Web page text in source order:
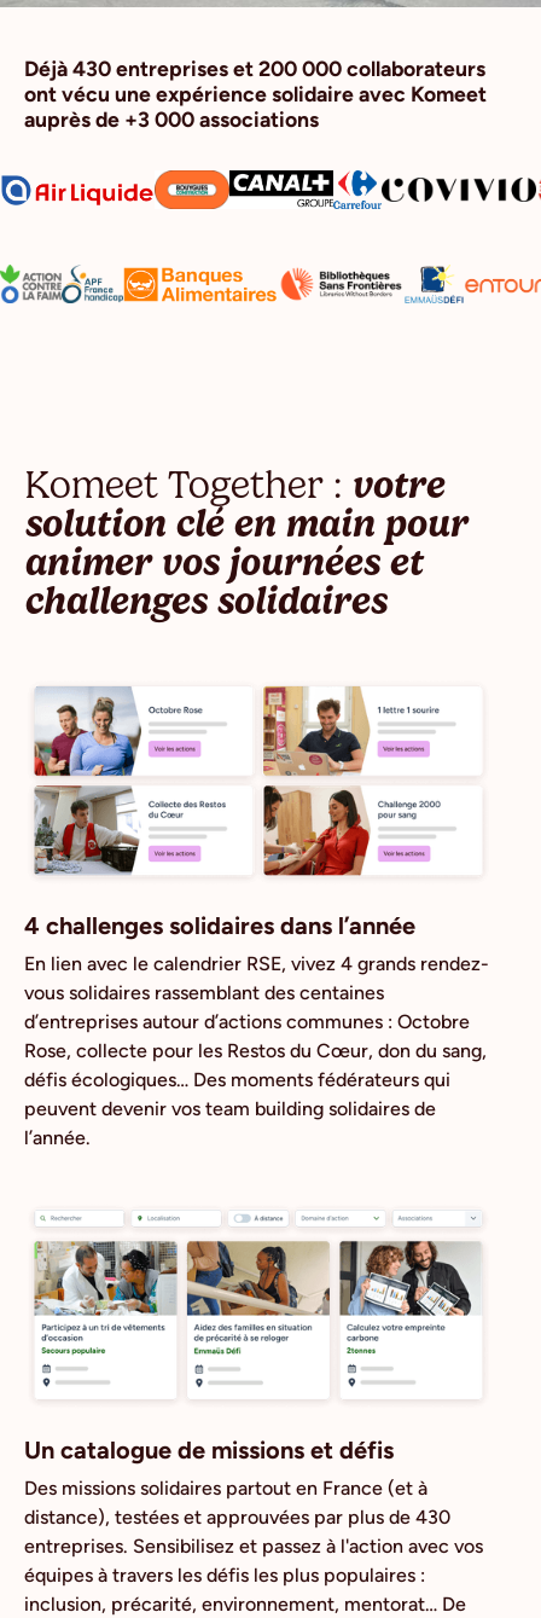
Déjà 430 entreprises et 200 000 collaborateurs
ont vécu une expérience solidaire avec Komeet
auprès de +3 000 associations
Komeet Together : votre
solution clé en main pour
animer vos journées et
challenges solidaires
4 challenges solidaires dans l’année
En lien avec le calendrier RSE, vivez 4 grands rendez-
vous solidaires rassemblant des centaines
d’entreprises autour d’actions communes : Octobre
Rose, collecte pour les Restos du Cœur, don du sang,
défis écologiques… Des moments fédérateurs qui
peuvent devenir vos team building solidaires de
l’année.
Un catalogue de missions et défis
Des missions solidaires partout en France (et à
distance), testées et approuvées par plus de 430
entreprises. Sensibilisez et passez à l'action avec vos
équipes à travers les défis les plus populaires :
inclusion, précarité, environnement, mentorat… De